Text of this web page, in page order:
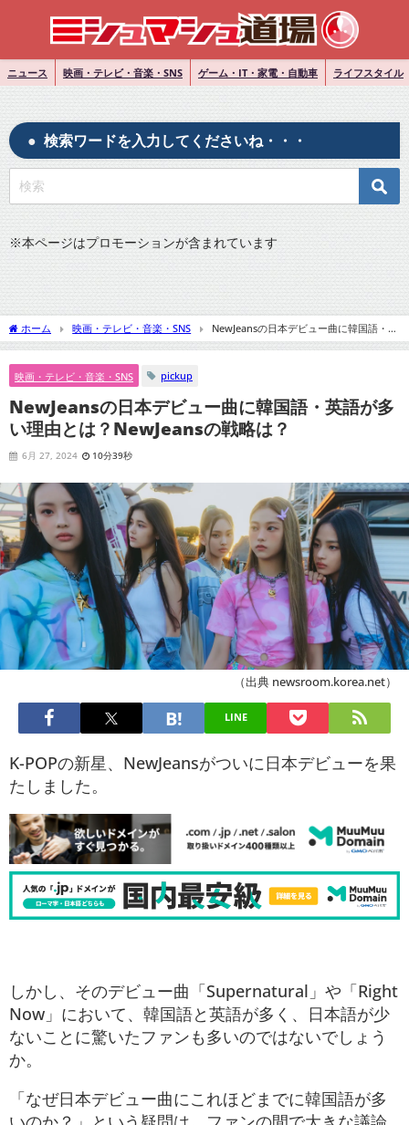
ニュース 映画・テレビ・音楽・SNS ゲーム・IT・家電・自動車 ライフスタイル
検索ワードを入力してくださいね・・・
※本ページはプロモーションが含まれています
ホーム 映画・テレビ・音楽・SNS
NewJeansの日本デビュー曲に韓国語・英
語が多い理由とは？NewJeansの戦略は？
映画・テレビ・音楽・SNS pickup
NewJeansの日本デビュー曲に韓国語・英語が多
い理由とは？NewJeansの戦略は？
6月 27, 2024 10分39秒
（出典 newsroom.korea.net）
LINE
K-POPの新星、NewJeansがついに日本デビューを果
たしました。
しかし、そのデビュー曲「Supernatural」や「Right
Now」において、韓国語と英語が多く、日本語が少
ないことに驚いたファンも多いのではないでしょう
か。
「なぜ日本デビュー曲にこれほどまでに韓国語が多